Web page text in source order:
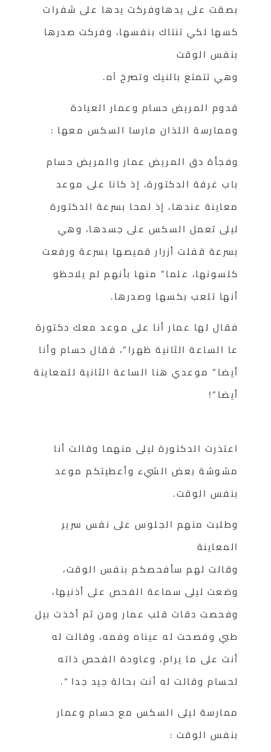
بصقت على يدهاوفركت يدها على شفرات
كسها لكي تنتاك بنفسها، وفركت صدرها
بنفس الوقت
وهي تتمتع بالنيك وتصرخ آه.
قدوم المريض حسام وعمار العيادة
وممارسة اللذان مارسا السكس معها :
وفجأة دق المريض عمار والمريض حسام
باب غرفة الدكتورة، إذ كانا على موعد
معاينة عندها، إذ لمحا بسرعة الدكتورة
ليلى تعمل السكس على جسدها، وهي
بسرعة قفلت أزرار قميصها بسرعة ورفعت
كلسونها، علما” منها بأنهم لم يلاحظو
أنها تلعب بكسها وصدرها.
فقال لها عمار أنا على موعد معك دكتورة
عا الساعة الثانية ظهرا”، فقال حسام وأنا
أيضا” موعدي هنا الساعة الثانية للمعاينة
اعتذرت الدكتورة ليلى منهما وقالت أنا
مشوشة بعض الشيء وأعطيتكم موعد
بنفس الوقت.
وطلبت منهم الجلوس على نفس سرير
المعاينة
وقالت لهم سأفحصكم بنفس الوقت،
وضعت ليلى سماعة الفحص على أذنيها،
وفحصت دقات قلب عمار ومن ثم أخذت بيل
طبي وفصحت له عيناه وفمه، وقالت له
أنت على ما يرام، وعاودة الفحص ذاته
لحسام وقالت له أنت بحالة جيد جدا “.
ممارسة ليلى السكس مع حسام وعمار
بنفس الوقت :